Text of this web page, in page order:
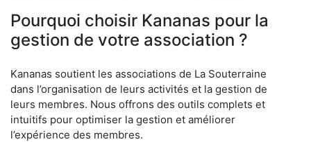
Pourquoi choisir Kananas pour la
gestion de votre association ?
Kananas soutient les associations de La Souterraine
dans l’organisation de leurs activités et la gestion de
leurs membres. Nous offrons des outils complets et
intuitifs pour optimiser la gestion et améliorer
l’expérience des membres.